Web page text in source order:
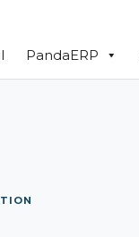
PandaERP